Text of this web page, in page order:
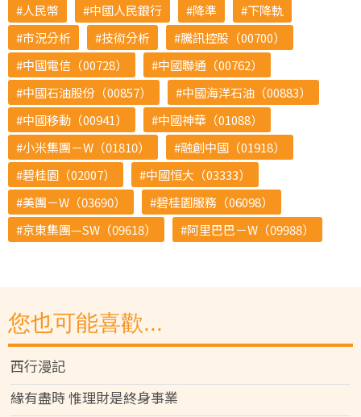
人民幣
中國人民銀行 降準
下降軌
市況分析
技術分析
騰訊控股（00700）
中國電信（00728）
中國聯通（00762）
中國石油股份（00857）
中國海洋石油（00883）
中國移動（00941）
中國神華（01088）
小米集團－W（01810）
融創中國（01918）
碧桂園（02007）
中國恒大（03333）
美團－W（03690）
碧桂園服務（06098）
京東集團—SW（09618）
阿里巴巴－W（09988）
您也可能喜歡...
西行漫記
緣有盡時 惟理財是終身事業